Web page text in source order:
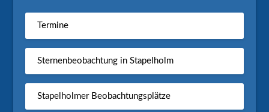
Termine
Sternenbeobachtung in Stapelholm
Stapelholmer Beobachtungsplätze